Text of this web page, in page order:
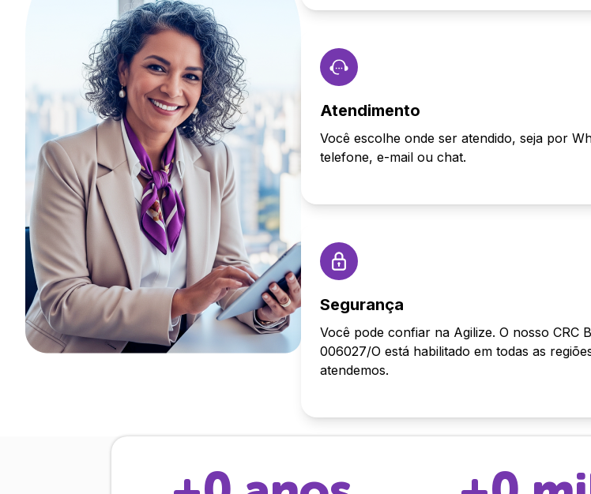
Atendimento
Você escolhe onde ser atendido, seja por
telefone, e-mail ou chat.
Segurança
Você pode confiar na Agilize. O nosso CRC
006027/O está habilitado em todas as
atendemos.